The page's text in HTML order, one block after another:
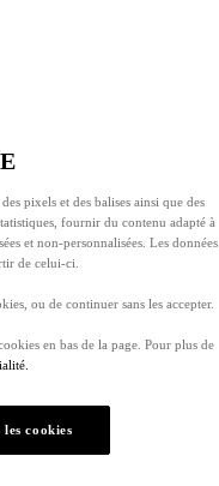
pixels et des balises ainsi que des
fournir du contenu adapté à
et non-personnalisées. Les données
de celui-ci.
ou de continuer sans les accepter.
en bas de la page. Pour plus de
cookies